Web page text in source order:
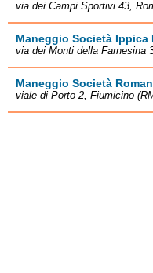
via dei Campi Sportivi 43,
Maneggio Società Ippica
via dei Monti della Farnesina
Maneggio Società
viale di Porto 2, Fiumicino